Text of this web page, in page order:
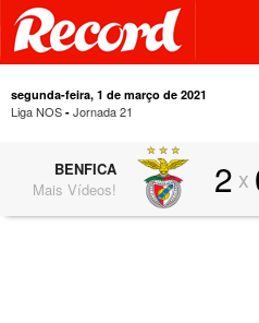
segunda-feira, 1 de março de 2021
Liga NOS - Jornada 21
BENFICA
Mais Vídeos!
2 x